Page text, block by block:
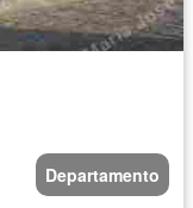
Departamento